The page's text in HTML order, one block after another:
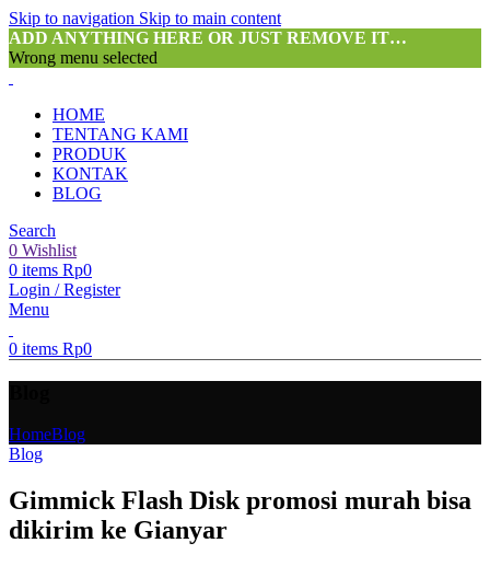
Skip to navigation Skip to main content
ADD ANYTHING HERE OR JUST REMOVE IT…
Wrong menu selected
HOME
TENTANG KAMI
PRODUK
KONTAK
BLOG
Search
0 Wishlist
0 items Rp0
Login / Register
Menu
0 items Rp0
HomeBlog
Blog
Gimmick Flash Disk promosi murah bisa
dikirim ke Gianyar